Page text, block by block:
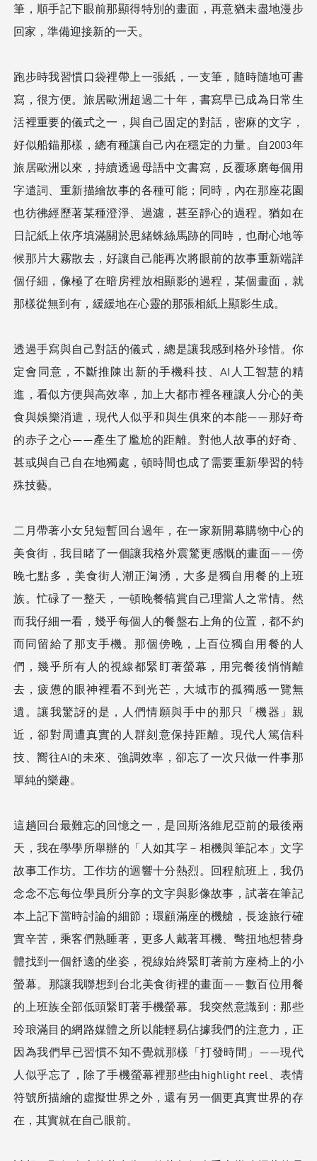
筆，順⼿記下眼前那顯得特別的畫⾯，再意猶未盡地漫步
回家，準備迎接新的⼀天。
跑步時我習慣口袋裡帶上一張紙，一支筆，隨時隨地可書
寫，很方便。旅居歐洲超過二十年，書寫早已成為日常生
活裡重要的儀式之一，與自己固定的對話，密麻的文字，
好似船錨那樣，總有種讓自己內在穩定的力量。自2003年
旅居歐洲以來，持續透過母語中文書寫，反覆琢磨每個用
字遣詞、重新描繪故事的各種可能；同時，內在那座花園
也彷彿經歷著某種澄淨、過濾，甚至靜心的過程。猶如在
日記紙上依序填滿關於思緒蛛絲馬跡的同時，也耐心地等
候那片大霧散去，好讓自己能再次將眼前的故事重新端詳
個仔細，像極了在暗房裡放相顯影的過程，某個畫面，就
那樣從無到有，緩緩地在心靈的那張相紙上顯影生成。
透過手寫與自己對話的儀式，總是讓我感到格外珍惜。你
定會同意，不斷推陳出新的手機科技、AI人工智慧的精
進，看似方便與高效率，加上大都市裡各種讓人分心的美
食與娛樂消遣，現代人似乎和與生俱來的本能——那好奇
的赤子之心——產生了尷尬的距離。對他人故事的好奇、
甚或與自己自在地獨處，頓時間也成了需要重新學習的特
殊技藝。
二月帶著小女兒短暫回台過年，在一家新開幕購物中心的
美食街，我目睹了一個讓我格外震驚更感慨的畫面——傍
晚七點多，美食街人潮正洶湧，大多是獨自用餐的上班
族。忙碌了一整天，一頓晚餐犒賞自己理當人之常情。然
而我仔細一看，幾乎每個人的餐盤右上角的位置，都不約
而同留給了那支手機。那個傍晚，上百位獨自用餐的人
們，幾乎所有人的視線都緊盯著螢幕，用完餐後悄悄離
去，疲憊的眼神裡看不到光芒，大城市的孤獨感一覽無
遺。讓我驚訝的是，人們情願與手中的那只「機器」親
近，卻對周遭真實的人群刻意保持距離。現代人篤信科
技、嚮往AI的未來、強調效率，卻忘了一次只做一件事那
單純的樂趣。
這趟回台最難忘的回憶之一，是回斯洛維尼亞前的最後兩
天，我在學學所舉辦的 「⼈如其字－相機與筆記本」文字
故事⼯作坊。 工作坊的迴響十分熱烈。回程航班上，我仍
念念不忘每位學員所分享的文字與影像故事，試著在筆記
本上記下當時討論的細節；環顧滿座的機艙，長途旅行確
實辛苦，乘客們熟睡著，更多人戴著耳機、彆扭地想替身
體找到一個舒適的坐姿，視線始終緊盯著前方座椅上的小
螢幕。那讓我聯想到台北美食街裡的畫面——數百位用餐
的上班族全部低頭緊盯著手機螢幕。我突然意識到：那些
玲琅滿目的網路媒體之所以能輕易佔據我們的注意力，正
因為我們早已習慣不知不覺就那樣「打發時間」——現代
人似乎忘了，除了手機螢幕裡那些由highlight reel、表情
符號所描繪的虛擬世界之外，還有另一個更真實世界的存
在，其實就在自己眼前。